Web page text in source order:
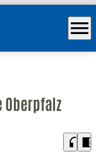
menu
headphones chrome_reader_mode